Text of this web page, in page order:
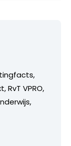
RvT VPRO,